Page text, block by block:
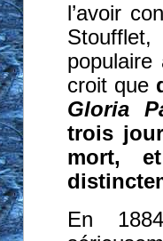
l’avoir
croit que
Gloria
trois
mort,
En